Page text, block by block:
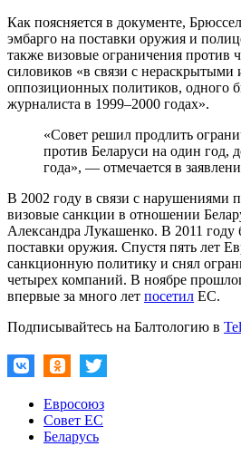
Как поясняется в документе,
эмбарго на поставки оружия и
также визовые ограничения против
силовиков «в связи с нераскрытыми
оппозиционных политиков, одного
журналиста в 1999–2000 годах».
«Совет решил продлить
против Беларуси на один год,
года», — отмечается в
В 2002 году в связи с нарушениями
визовые санкции в отношении
Александра Лукашенко. В 2011 году
поставки оружия. Спустя пять лет
санкционную политику и снял
четырех компаний. В ноябре
впервые за много лет посетил ЕС.
Подписывайтесь на Балтологию в
Евросоюз
Совет ЕС
Беларусь